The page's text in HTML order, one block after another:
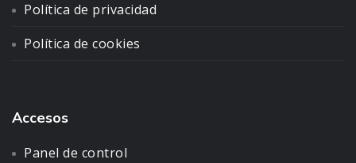
Política de privacidad
Política de cookies
Accesos
Panel de control